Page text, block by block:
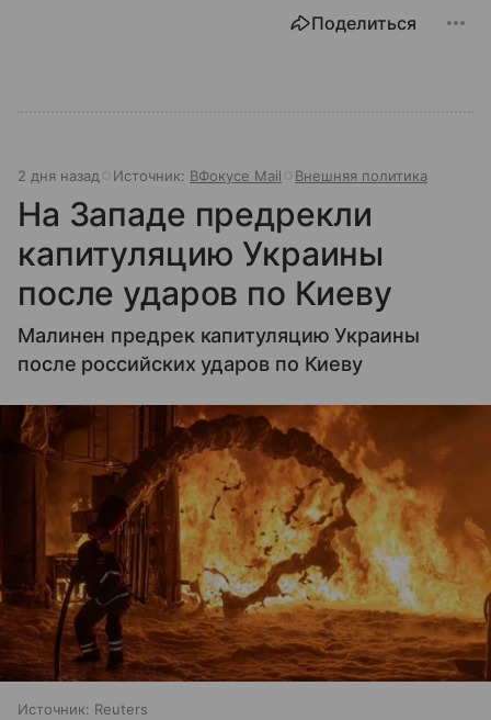
Поделиться
2 дня назад Источник: ВФокусе Mail Внешняя политика
На Западе предрекли
капитуляцию Украины
после ударов по Киеву
Малинен предрек капитуляцию Украины
после российских ударов по Киеву
Источник: Reuters